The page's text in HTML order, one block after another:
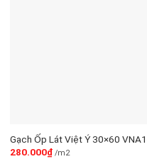
Gạch Ốp Lát Việt Ý 30×60
280.000₫/m2